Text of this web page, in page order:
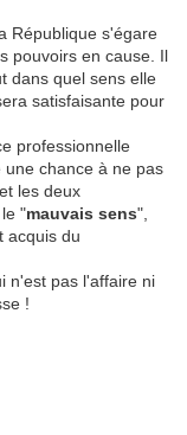
République s'égare
pouvoirs en cause. Il
dans quel sens elle
satisfaisante pour
professionnelle
chance à ne pas
les deux
"mauvais sens",
acquis du
n'est pas l'affaire ni
!